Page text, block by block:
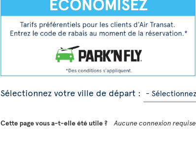
Sélectionnez votre ville de départ :
Cette page vous a-t-elle été utile ? Aucune connexion requise